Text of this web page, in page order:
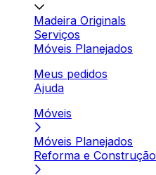
Madeira Originals
Serviços
Móveis Planejados
Meus pedidos
Ajuda
Móveis
Móveis Planejados
Reforma e Construção